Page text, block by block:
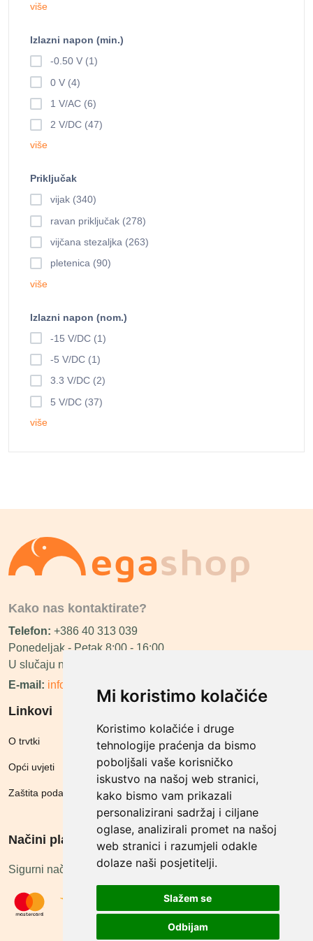
Mi koristimo kolačiće
Koristimo kolačiće i druge
tehnologije praćenja da bismo
poboljšali vaše korisničko
iskustvo na našoj web stranici,
kako bismo vam prikazali
personalizirani sadržaj i ciljane
oglase, analizirali promet na našoj
web stranici i razumjeli odakle
dolaze naši posjetitelji.
Slažem se
Odbijam
više
Izlazni napon (min.)
-0.50 V (1)
0 V (4)
1 V/AC (6)
2 V/DC (47)
više
Priključak
vijak (340)
ravan priključak (278)
vijčana stezaljka (263)
pletenica (90)
više
Izlazni napon (nom.)
-15 V/DC (1)
-5 V/DC (1)
3.3 V/DC (2)
5 V/DC (37)
više
Kako nas kontaktirate?
Telefon: +386 40 313 039
Ponedeljak - Petak 8:00 - 16:00
U slučaju neraspoloživosti ćemo vas nazvati.
E-mail: info@megashop.hr
Linkovi
O trvtki
Opći uvjeti
Zaštita podataka
Načini plačanja
Sigurni načini plaćanja